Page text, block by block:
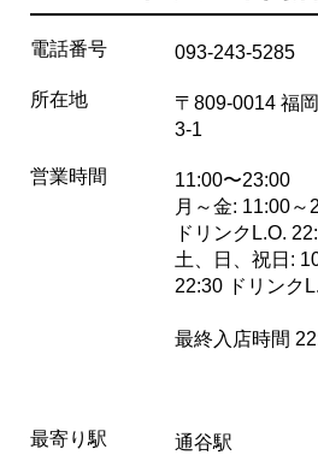
電話番号 093-243-5285
所在地
〒809-0014 福
3-1
営業時間
11:00〜23:00
月～金: 11:00～
ドリンクL.O.
土、日、祝日:
22:30 ドリンク
最終入店時間
最寄り駅
通谷駅